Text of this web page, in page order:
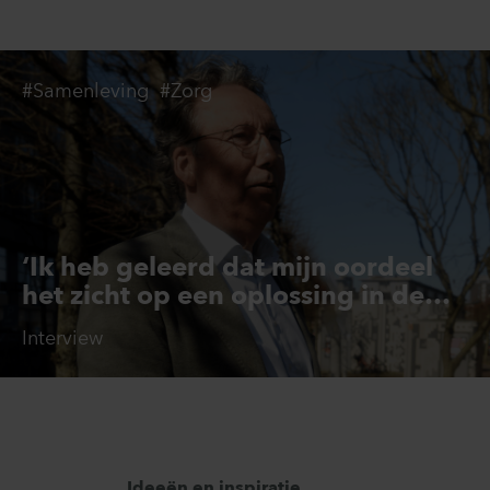
‘Ik heb geleerd dat mijn oordeel
het zicht op een oplossing in de
weg kan staan’
Interview
#Samenleving #Zorg